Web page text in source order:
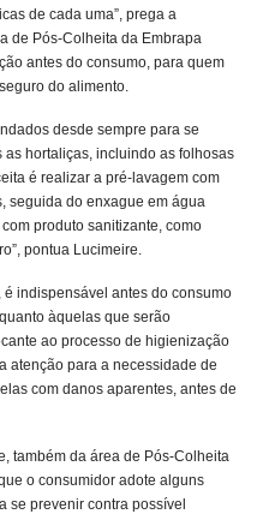
de cada uma”, prega a
de Pós-Colheita da Embrapa
antes do consumo, para quem
do alimento.
desde sempre para se
hortaliças, incluindo as folhosas
é realizar a pré-lavagem com
seguida do enxague em água
produto sanitizante, como
pontua Lucimeire.
indispensável antes do consumo
àquelas que serão
ao processo de higienização
atenção para a necessidade de
com danos aparentes, antes de
também da área de Pós-Colheita
o consumidor adote alguns
se prevenir contra possível